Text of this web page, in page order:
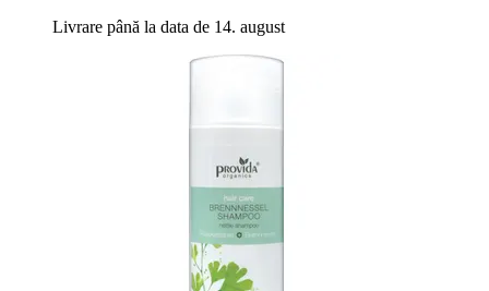
Livrare până la data de 14. august